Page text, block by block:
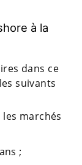
à la
dans ce
suivants
marchés
;